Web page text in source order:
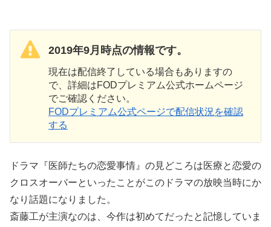
2019年9月時点の情報です。
現在は配信終了している場合もありますの
で、詳細はFODプレミアム公式ホームページ
でご確認ください。
FODプレミアム公式ページで配信状況を確認
する
ドラマ『医師たちの恋愛事情』の見どころは医療と恋愛の
クロスオーバーといったことがこのドラマの放映当時にか
なり話題になりました。
斎藤工が主演なのは、今作は初めてだったと記憶していま